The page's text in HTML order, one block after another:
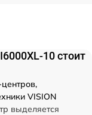
10 стоит
VISION
выделяется